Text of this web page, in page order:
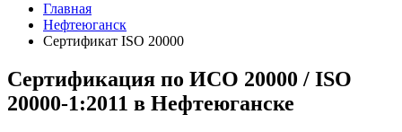
Главная
Нефтеюганск
Сертификат ISO 20000
Сертификация по ИСО 20000 / ISO
20000-1:2011 в Нефтеюганске